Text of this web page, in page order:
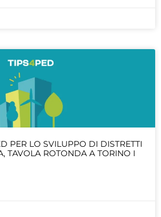
PER LO SVILUPPO DI DISTRETTI
TAVOLA ROTONDA A TORINO I